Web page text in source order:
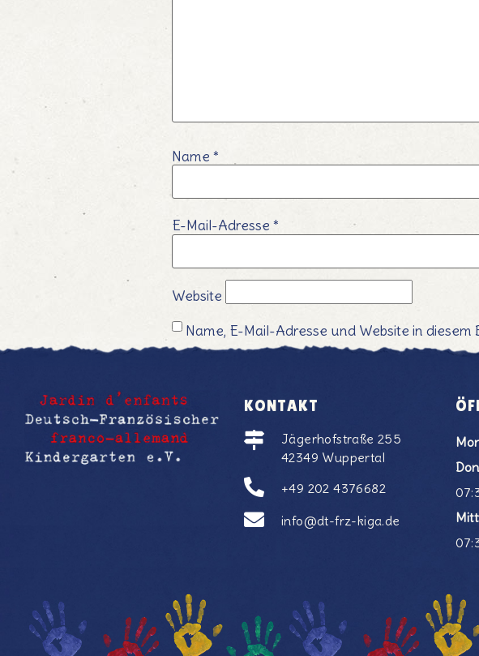
Name *
E-Mail-Adresse *
Website
Name, E-Mail-Adresse und Website in
KONTAKT
Jägerhofstraße 255
42349 Wuppertal
+49 202 4376682
info@dt-frz-kiga.de